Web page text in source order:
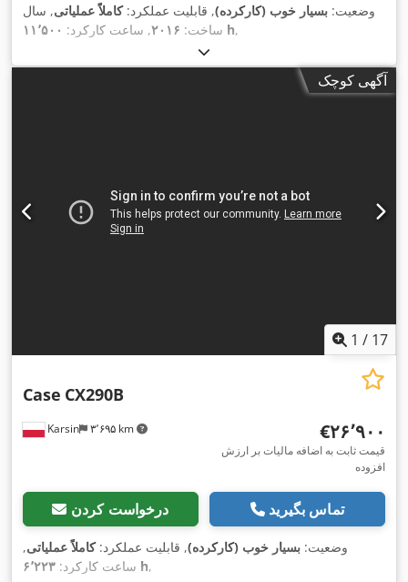
وضعیت: بسیار خوب (کارکرده), قابلیت عملکرد:کاملاً عملیاتی, سال
ساخت: ۲۰۱۶, ساعت کارکرد: ۱۱٬۵۰۰ h,
آگهی کوچک
1 / 17
Karsin ۳٬۶۹۵ km
Case CX290B
‎€۲۶٬۹۰۰
قیمت ثابت به اضافه مالیات بر ارزش
افزوده
درخواست کردن تماس بگیرید
وضعیت: بسیار خوب (کارکرده), قابلیت عملکرد:کاملاً عملیاتی,
ساعت کارکرد: ۶٬۲۲۳ h,